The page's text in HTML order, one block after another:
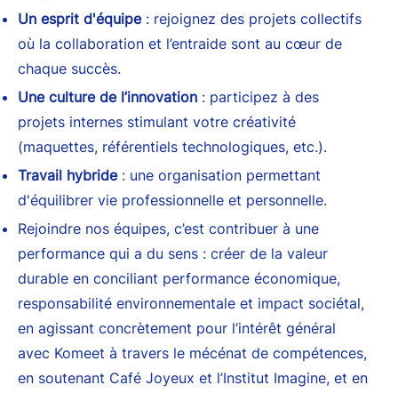
Un esprit d'équipe: rejoignez des projets collectifs
où la collaboration et l’entraide sont au cœur de
chaque succès.
Une culture de l’innovation : participez à des
projets internes stimulant votre créativité
(maquettes, référentiels technologiques, etc.).
Travail hybride: une organisation permettant
d'équilibrer vie professionnelle et personnelle.
Rejoindre nos équipes, c’est contribuer à une
performance qui a du sens : créer de la valeur
durable en conciliant performance économique,
responsabilité environnementale et impact sociétal,
en agissant concrètement pour l’intérêt général
avec Komeet à travers le mécénat de compétences,
en soutenant Café Joyeux et l’Institut Imagine, et en